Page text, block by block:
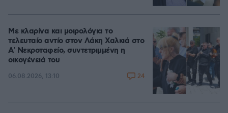
Με κλαρίνα και μοιρολόγια το
τελευταίο αντίο στον Λάκη Χαλκιά στο
A' Νεκροταφείο, συντετριμμένη η
οικογένειά του
06.08.2026, 13:10 24